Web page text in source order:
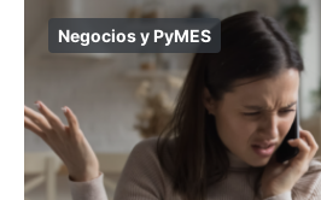
Negocios y PyMES